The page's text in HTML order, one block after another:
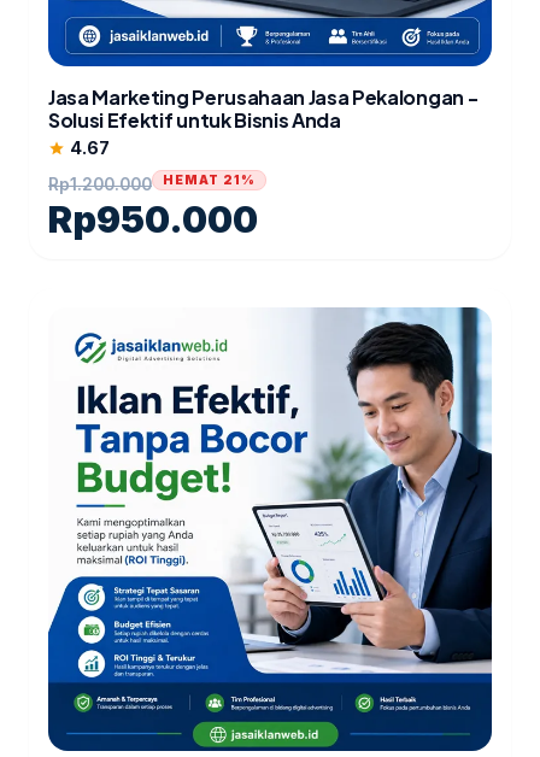
Jasa Marketing Perusahaan Jasa Pekalongan -
Solusi Efektif untuk Bisnis Anda
star 4.67
Rp1.200.000
Rp950.000
HEMAT 21%